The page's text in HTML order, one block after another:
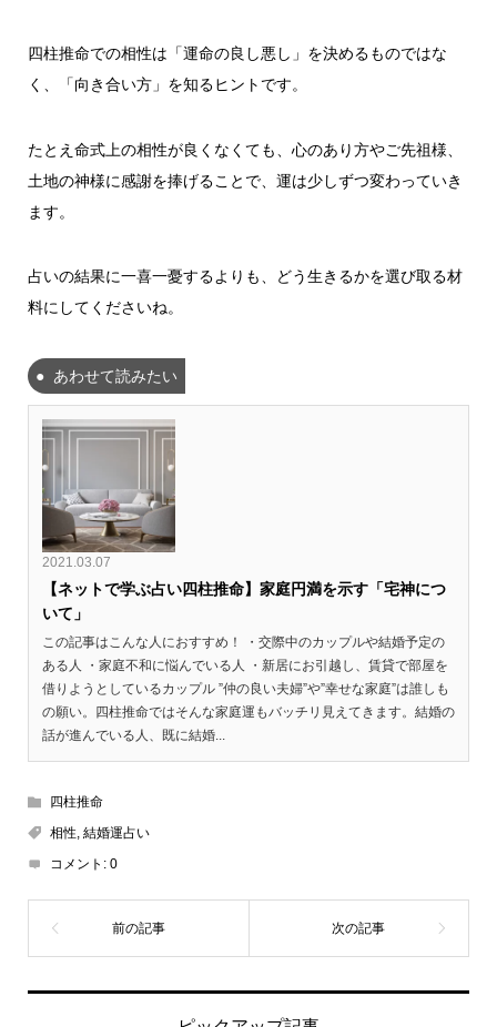
四柱推命での相性は「運命の良し悪し」を決めるものではな
く、「向き合い方」を知るヒントです。
たとえ命式上の相性が良くなくても、心のあり方やご先祖様、
土地の神様に感謝を捧げることで、運は少しずつ変わっていき
ます。
占いの結果に一喜一憂するよりも、どう生きるかを選び取る材
料にしてくださいね。
あわせて読みたい
2021.03.07
【ネットで学ぶ占い四柱推命】家庭円満を示す「宅神につ
いて」
この記事はこんな人におすすめ！ ・交際中のカップルや結婚予定の
ある人 ・家庭不和に悩んでいる人 ・新居にお引越し、賃貸で部屋を
借りようとしているカップル ”仲の良い夫婦”や”幸せな家庭”は誰しも
の願い。四柱推命ではそんな家庭運もバッチリ見えてきます。結婚の
話が進んでいる人、既に結婚...
四柱推命
相性, 結婚運占い
コメント: 0